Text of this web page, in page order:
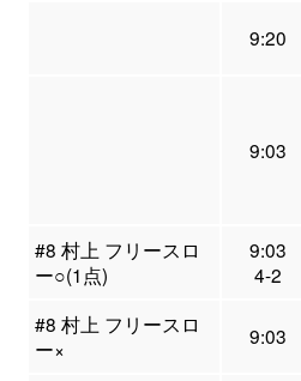
9:20
9:03
#8 村上 フリースロ
ー○(1点)
9:03
4-2
#8 村上 フリースロ
ー×
9:03